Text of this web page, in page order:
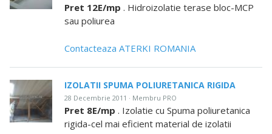
Pret 12E/mp . Hidroizolatie terase bloc-MCP
sau poliurea
Contacteaza ATERKI ROMANIA
IZOLATII SPUMA POLIURETANICA RIGIDA
28 Decembrie 2011 · Membru PRO
Pret 8E/mp . Izolatie cu Spuma poliuretanica
rigida-cel mai eficient material de izolatii